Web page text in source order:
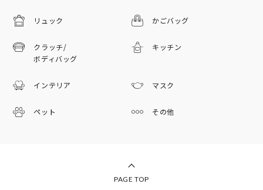
リュック かごバッグ
クラッチ/
ボディバッグ
キッチン
インテリア マスク
ペット その他
PAGE TOP